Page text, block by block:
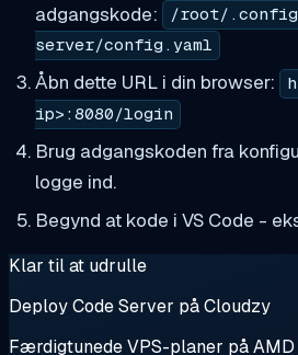
adgangskode:
/root/
server/config.yaml
Åbn dette URL i din browser:
ip>:8080/login
Brug adgangskoden fra
logge ind.
Begynd at kode i VS Code -
Klar til at udrulle
Deploy Code Server på Cloudzy
Færdigtunede VPS-planer på AMD